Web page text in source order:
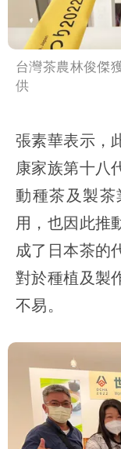
台灣茶農林俊傑
供
張素華表示，
康家族第十八
動種茶及製
用，也因此推
成了日本茶的
對於種植及製
不易。